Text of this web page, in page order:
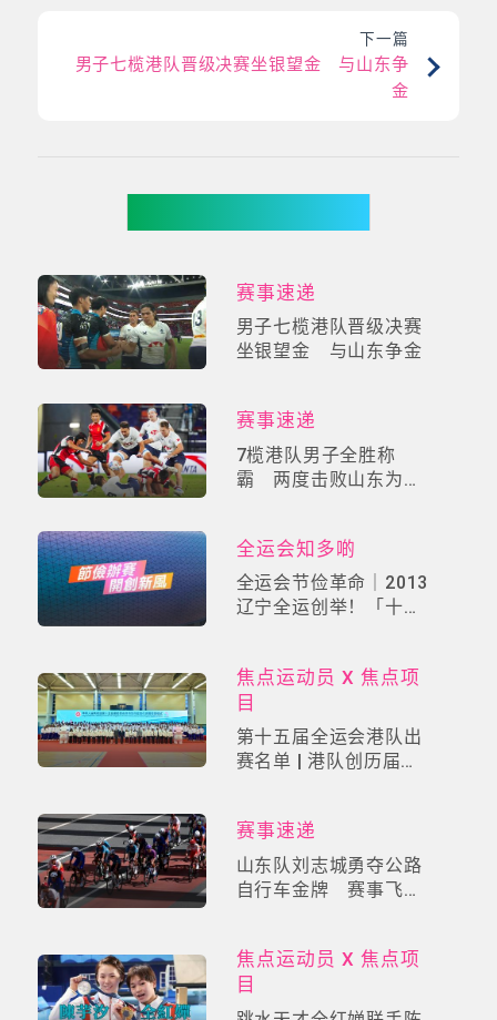
下一篇
男子七榄港队晋级决赛坐银望金 与山东争
金
赛事速递
男子七榄港队晋级决赛
坐银望金 与山东争金
赛事速递
7榄港队男子全胜称
霸 两度击败山东为港
全运会知多啲
全运会节俭革命｜2013
辽宁全运创举！「十分
焦点运动员 X 焦点项
目
第十五届全运会港队出
赛名单 | 港队创历届最
赛事速递
山东队刘志城勇夺公路
自行车金牌 赛事飞驰
焦点运动员 X 焦点项
目